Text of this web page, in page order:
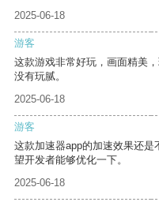
2025-06-18
游客
这款游戏非常好玩，画面精美
没有玩腻。
2025-06-18
游客
这款加速器app的加速效果还
望开发者能够优化一下。
2025-06-18